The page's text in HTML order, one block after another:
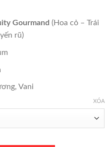
Gourmand (Hoa cỏ – Trái
rũ)
Vani
XÓA